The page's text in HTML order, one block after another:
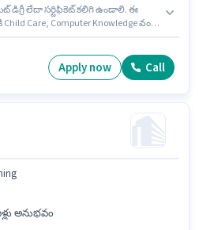
డిగ్రీ లేదా సర్టిఫికెట్ కలిగి ఉండాలి. ఈ
Care, Computer Knowledge వంటి
గుర్గావ్, గుర్గావ్ లో ఉంది. ఈ ఉద్యోగం 4
వారికి కోసం అనుకూలంగా ఉంటుంది. మీరు
Apply now Call
అనుభవం